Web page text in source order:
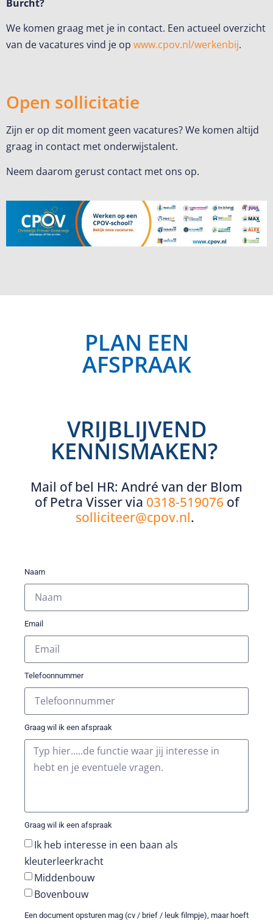
Burcht?
We komen graag met je in contact. Een actueel overzicht
van de vacatures vind je op www.cpov.nl/werkenbij.
Open sollicitatie
Zijn er op dit moment geen vacatures? We komen altijd
graag in contact met onderwijstalent.
Neem daarom gerust contact met ons op.
PLAN EEN
AFSPRAAK
VRIJBLIJVEND
KENNISMAKEN?
Mail of bel HR: André van der Blom
of Petra Visser via 0318-519076 of
solliciteer@cpov.nl.
Naam
Email
Telefoonnummer
Graag wil ik een afspraak
Graag wil ik een afspraak
Ik heb interesse in een baan als
kleuterleerkracht
Middenbouw
Bovenbouw
Een document opsturen mag (cv / brief / leuk filmpje), maar hoeft